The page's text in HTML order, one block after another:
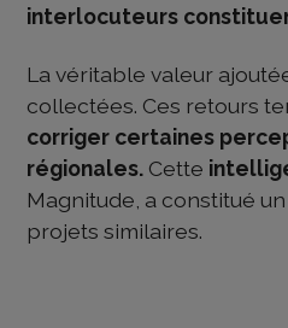
interlocuteurs
La véritable valeur
collectées. Ces retours
corriger certaines
régionales. Cette
Magnitude, a constitué
projets similaires.